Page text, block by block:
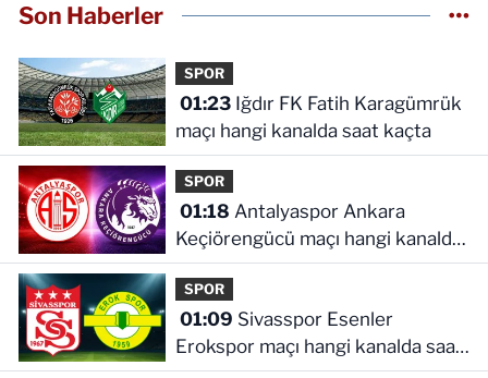
Son Haberler
SPOR
01:23Iğdır FK Fatih Karagümrük
maçı hangi kanalda saat kaçta
SPOR
01:18
Keçiörengücü maçı hangi kanalda
saat kaçta
SPOR
01:09
Erokspor maçı hangi kanalda saat
kaçta